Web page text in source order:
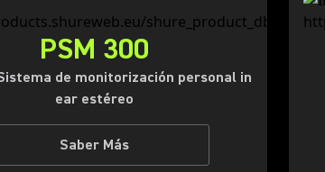
PSM 300
de monitorización personal in
ear estéreo
Saber Más